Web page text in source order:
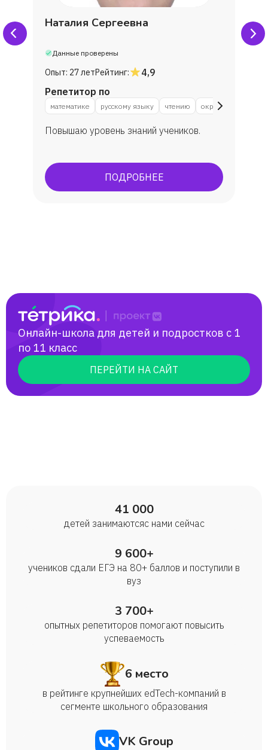
Наталия Сергеевна
Данные проверены
Опыт: 27 летРейтинг:
4,9
Репетитор по
математике русскому языку чтению окружающему
Повышаю уровень знаний учеников.
ПОДРОБНЕЕ
Онлайн-школа для детей и подростков с 1
по 11 класс
ПЕРЕЙТИ НА САЙТ
41 000
детей занимаются с нами сейчас
9 600+
учеников сдали ЕГЭ на 80+ баллов и поступили в
вуз
3 700+
опытных репетиторов помогают повысить
успеваемость
6 место
в рейтинге крупнейших edTech-компаний в
сегменте школьного образования
VK Group